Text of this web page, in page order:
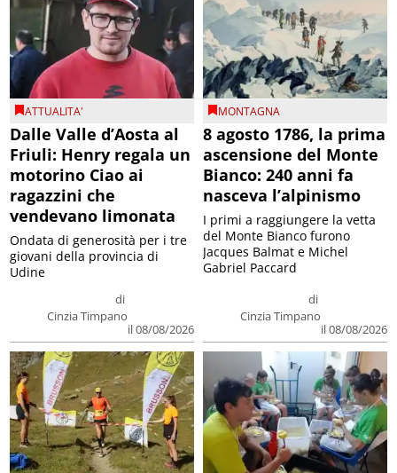
ATTUALITA'
Dalle Valle d’Aosta al
Friuli: Henry regala un
motorino Ciao ai
ragazzini che
vendevano limonata
di
Cinzia Timpano
il 08/08/2026
Ondata di generosità per i tre
giovani della provincia di
Udine
MONTAGNA
8 agosto 1786, la prima
ascensione del Monte
Bianco: 240 anni fa
nasceva l’alpinismo
di
Cinzia Timpano
il 08/08/2026
I primi a raggiungere la vetta
del Monte Bianco furono
Jacques Balmat e Michel
Gabriel Paccard